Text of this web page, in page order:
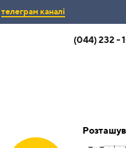
телеграм каналі
(044) 232 -